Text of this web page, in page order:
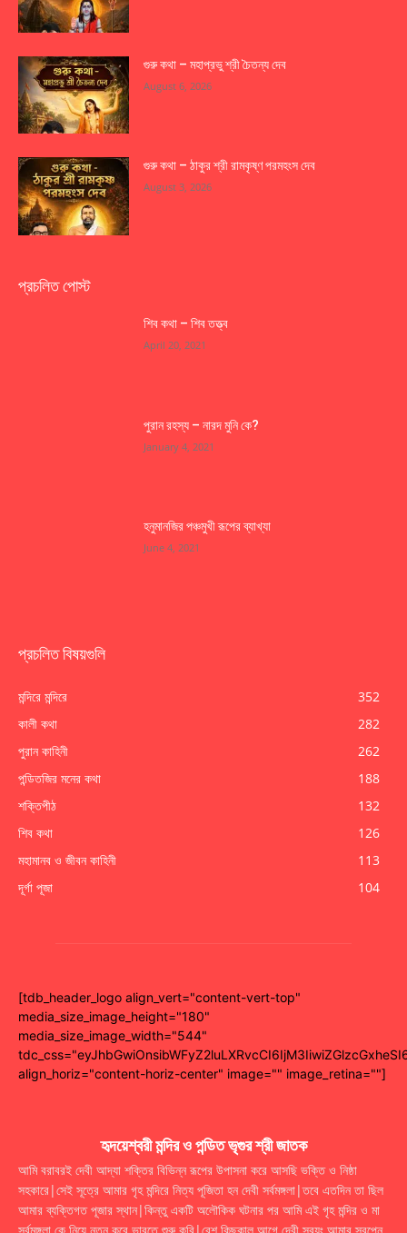
গুরু কথা – মহাপ্রভু শ্রী চৈতন্য দেব
August 6, 2026
গুরু কথা – ঠাকুর শ্রী রামকৃষ্ণ পরমহংস দেব
August 3, 2026
প্রচলিত পোস্ট
শিব কথা – শিব তত্ত্ব
April 20, 2021
পুরান রহস্য – নারদ মুনি কে?
January 4, 2021
হনুমানজির পঞ্চমুখী রূপের ব্যাখ্যা
June 4, 2021
প্রচলিত বিষয়গুলি
মন্দিরে মন্দিরে
352
কালী কথা
282
পুরান কাহিনী
262
পন্ডিতজির মনের কথা
188
শক্তিপীঠ
132
শিব কথা
126
মহামানব ও জীবন কাহিনী
113
দূর্গা পূজা
104
[tdb_header_logo align_vert="content-vert-top"
media_size_image_height="180"
media_size_image_width="544"
align_horiz="content-horiz-center" image="" image_retina=""]
হৃদয়েশ্বরী মন্দির ও পন্ডিত ভৃগুর শ্রী জাতক
আমি বরাবরই দেবী আদ্যা শক্তির বিভিন্ন রূপের উপাসনা করে আসছি ভক্তি ও নিষ্ঠা
সহকারে|সেই সূত্রে আমার গৃহ মন্দিরে নিত্য পূজিতা হন দেবী সর্বমঙ্গলা|তবে এতদিন তা ছিল
আমার ব্যক্তিগত পূজার স্থান|কিন্তু একটি অলৌকিক ঘটনার পর আমি এই গৃহ মন্দির ও মা